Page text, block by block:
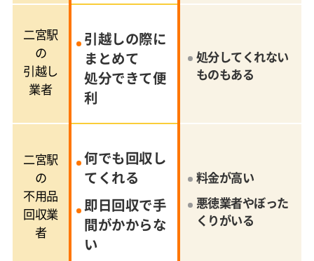
二宮駅
の
引越し
業者
引越しの際に
まとめて
処分できて便
利
処分してくれない
ものもある
二宮駅
の
不用品
回収業
者
何でも回収し
てくれる
即日回収で手
間がかからな
い
料金が高い
悪徳業者やぼった
くりがいる